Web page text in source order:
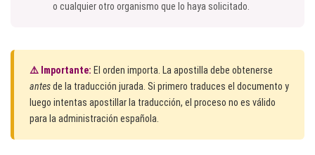
o cualquier otro organismo que lo haya solicitado.
⚠️ Importante: El orden importa. La apostilla debe obtenerse
antesde la traducción jurada. Si primero traduces el documento y
luego intentas apostillar la traducción, el proceso no es válido
para la administración española.